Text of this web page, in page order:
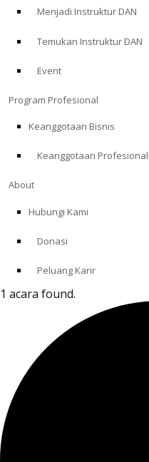
Menjadi Instruktur DAN
Temukan Instruktur DAN
Event
Program Profesional
Keanggotaan Bisnis
Keanggotaan Profesional
About
Hubungi Kami
Donasi
Peluang Karir
1 acara found.